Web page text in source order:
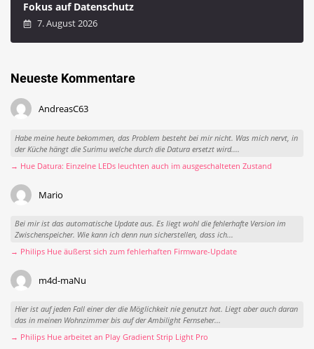
Fokus auf Datenschutz
7. August 2026
Neueste Kommentare
AndreasC63
Habe meine heute bekommen, das Problem besteht bei mir nicht. Was mich nervt, in
der Küche hängt die Surimu welche durch die Datura ersetzt wird....
→ Hue Datura: Einzelne LEDs leuchten auch im ausgeschalteten Zustand
Mario
Bei mir ist das automatische Update aus. Es liegt wohl die fehlerhafte Version im
Zwischenspeicher. Wie kann ich denn nun sicherstellen, dass ich...
→ Philips Hue äußerst sich zum fehlerhaften Firmware-Update
m4d-maNu
Hier ist auf jeden Fall einer der die Möglichkeit nie genutzt hat. Liegt aber auch daran
das in meinen Wohnzimmer bis auf der Ambilight Fernseher...
→ Philips Hue arbeitet an Play Gradient Strip Light Pro